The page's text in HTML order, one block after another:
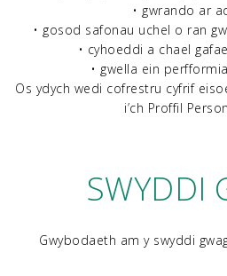
• gwrando ar
• gosod safonau uchel o ran
• cyhoeddi a chael
• gwella ein
Os ydych wedi cofrestru cyfrif
i’ch Proffil
SWYDDI
Gwybodaeth am y swyddi